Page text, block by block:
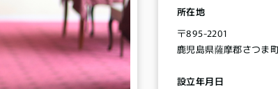
所在地
〒895-2201
鹿児島県薩摩郡さつま
設立年月日